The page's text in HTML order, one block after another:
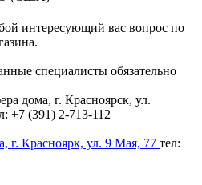
интересующий вас вопрос по
специалисты обязательно
дома, г. Красноярск, ул.
+7 (391) 2-713-112
г. Красноярк, ул. 9 Мая, 77 тел: